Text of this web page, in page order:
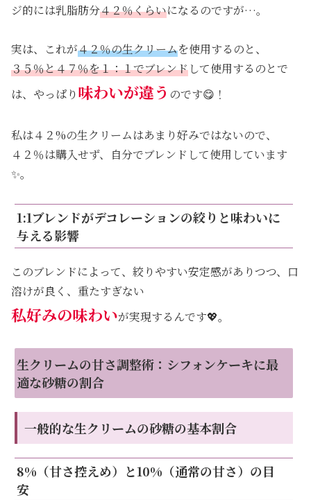
ジ的には乳脂肪分４２％くらいになるのですが…。
実は、これが４２％の生クリームを使用するのと、
３５％と４７％を１：１でブレンドして使用するのとで
は、やっぱり 味わいが違う のです😋！
私は４２%の生クリームはあまり好みではないので、
４２％は購入せず、自分でブレンドして使用しています
✨。
1:1ブレンドがデコレーションの絞りと味わいに
与える影響
このブレンドによって、絞りやすい安定感がありつつ、口
溶けが良く、重たすぎない
私好みの味わいが実現するんです💖。
生クリームの甘さ調整術：シフォンケーキに最
適な砂糖の割合
一般的な生クリームの砂糖の基本割合
8%（甘さ控えめ）と10%（通常の甘さ）の目
安